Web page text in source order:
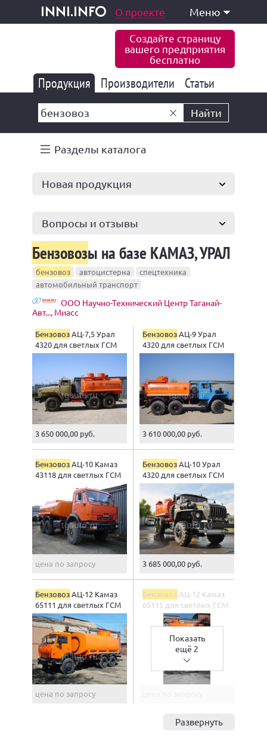
inni.info
и услуги О проекте Меню
Создайте страницу
вашего предприятия
бесплатно
Продукция 177 839
Производители 6 773
Статьи
Найти
Разделы каталога
Новая продукция
Вопросы и отзывы
Бензовозы на базе КАМАЗ, УРАЛ
бензовоз автоцистерна
спецтехника
автомобильный транспорт
ООО Научно-Технический Центр Таганай-
Авт..., Миасс
БензовозАЦ-7,5 Урал
4320 для светлых ГСМ
3 650 000,00 руб.
БензовозАЦ-9 Урал
4320 для светлых ГСМ
3 610 000,00 руб.
БензовозАЦ-10 Камаз
43118 для светлых ГСМ
цена по запросу
БензовозАЦ-10 Урал
4320 для светлых ГСМ
3 685 000,00 руб.
БензовозАЦ-12 Камаз
65111 для светлых ГСМ
цена по запросу
Бензовоз АЦ-12 Камаз
65115 для светлых ГСМ
Показать
ещё 2
Развернуть